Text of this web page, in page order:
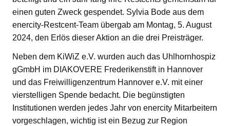
einen guten Zweck gespendet. Sylvia Bode aus dem
enercity-Restcent-Team übergab am Montag, 5. August
2024, den Erlös dieser Aktion an die drei Preisträger.
Neben dem KiWiZ e.V. wurden auch das Uhlhornhospiz
gGmbH im DIAKOVERE Frederikenstift in Hannover
und das Freiwilligenzentrum Hannover e.V. mit einer
vierstelligen Spende bedacht. Die begünstigten
Institutionen werden jedes Jahr von enercity Mitarbeitern
vorgeschlagen, wichtig ist ein Bezug zur Region